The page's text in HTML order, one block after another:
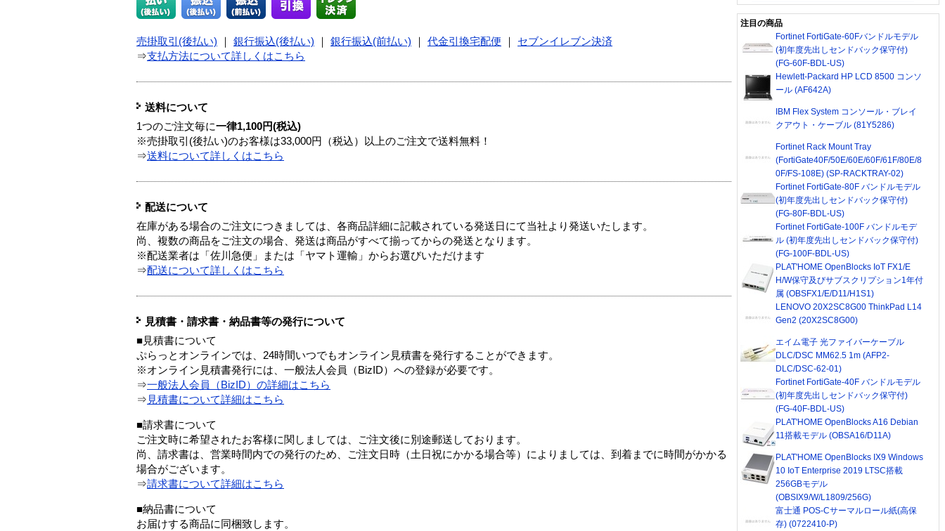
売掛取引(後払い) 銀行振込(後払い) 銀行振込(前払い) 代金引換宅配便
セブンイレブン決済
⇒支払方法について詳しくはこちら
送料について
1つのご注文毎に一律1,100円(税込)
※売掛取引(後払い)のお客様は33,000円（税込）以上のご注文で送料無料！
⇒送料について詳しくはこちら
配送について
在庫がある場合のご注文につきましては、各商品詳細に記載されている発送日にて当社より発送いたします。
尚、複数の商品をご注文の場合、発送は商品がすべて揃ってからの発送となります。
※配送業者は「佐川急便」または「ヤマト運輸」からお選びいただけます
⇒配送について詳しくはこちら
見積書・請求書・納品書等の発行について
■見積書について
ぷらっとオンラインでは、24時間いつでもオンライン見積書を発行することができます。
※オンライン見積書発行には、一般法人会員（BizID）への登録が必要です。
⇒一般法人会員（BizID）の詳細はこちら
⇒ 見積書について詳細はこちら
■請求書について
ご注文時に希望されたお客様に関しましては、ご注文後に別途郵送しております。
尚、請求書は、営業時間内での発行のため、ご注文日時（土日祝にかかる場合等）によりましては、到着までに時間がかかる
場合がございます。
⇒請求書について詳細はこちら
■納品書について
お届けする商品に同梱致します。
注目の商品
Fortinet FortiGate-60Fバンドルモデル
(初年度先出しセンドバック保守付)
(FG-60F-BDL-US)
Hewlett-Packard HP LCD 8500 コンソ
ール (AF642A)
IBM Flex System コンソール・ブレイ
クアウト・ケーブル (81Y5286)
Fortinet Rack Mount Tray
(FortiGate40F/50E/60E/60F/61F/80E/8
0F/FS-108E) (SP-RACKTRAY-02)
Fortinet FortiGate-80F バンドルモデル
(初年度先出しセンドバック保守付)
(FG-80F-BDL-US)
Fortinet FortiGate-100F バンドルモデ
ル (初年度先出しセンドバック保守付)
(FG-100F-BDL-US)
PLAT'HOME OpenBlocks IoT FX1/E
H/W保守及びサブスクリプション1年付
属 (OBSFX1/E/D11/H1S1)
LENOVO 20X2SC8G00 ThinkPad L14
Gen2 (20X2SC8G00)
エイム電子 光ファイバーケーブル
DLC/DSC MM62.5 1m (AFP2-
DLC/DSC-62-01)
Fortinet FortiGate-40F バンドルモデル
(初年度先出しセンドバック保守付)
(FG-40F-BDL-US)
PLAT'HOME OpenBlocks A16 Debian
11搭載モデル (OBSA16/D11A)
PLAT'HOME OpenBlocks IX9 Windows
10 IoT Enterprise 2019 LTSC搭載
256GBモデル
(OBSIX9/W/L1809/256G)
富士通 POS-Cサーマルロール紙(高保
存) (0722410-P)